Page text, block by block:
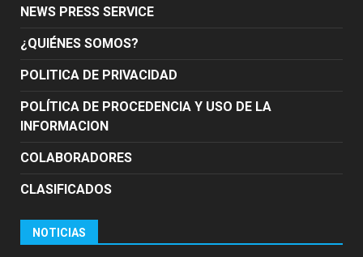
NEWS PRESS SERVICE
¿QUIÉNES SOMOS?
POLITICA DE PRIVACIDAD
POLÍTICA DE PROCEDENCIA Y USO DE LA
INFORMACION
COLABORADORES
CLASIFICADOS
NOTICIAS